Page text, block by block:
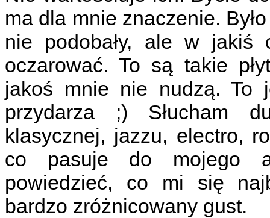
ma dla mnie znaczenie.
nie podobały, ale w jakiś
oczarować. To są takie
jakoś mnie nie nudzą. To
przydarza ;) Słucham
klasycznej, jazzu, electro,
co pasuje do mojego
powiedzieć, co mi się
bardzo zróżnicowany gust.